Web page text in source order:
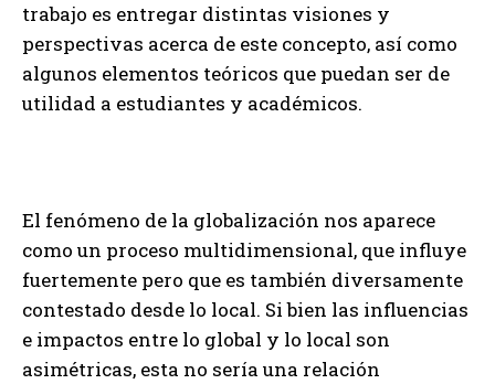
trabajo es entregar distintas visiones y
perspectivas acerca de este concepto, así como
algunos elementos teóricos que puedan ser de
utilidad a estudiantes y académicos.
El fenómeno de la globalización nos aparece
como un proceso multidimensional, que influye
fuertemente pero que es también diversamente
contestado desde lo local. Si bien las influencias
e impactos entre lo global y lo local son
asimétricas, esta no sería una relación